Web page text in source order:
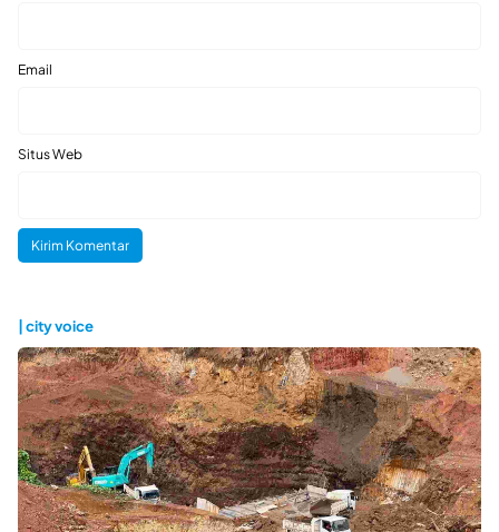
Email
Situs Web
| city voice